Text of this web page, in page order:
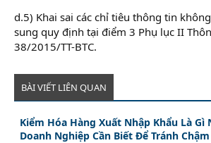
d.5) Khai sai các chỉ tiêu thông tin
sung quy định tại điểm 3 Phụ lục II
38/2015/TT-BTC.
BÀI VIẾT LIÊN QUAN
Kiểm Hóa Hàng Xuất Nhập Khẩu Là
Doanh Nghiệp Cần Biết Để Tránh